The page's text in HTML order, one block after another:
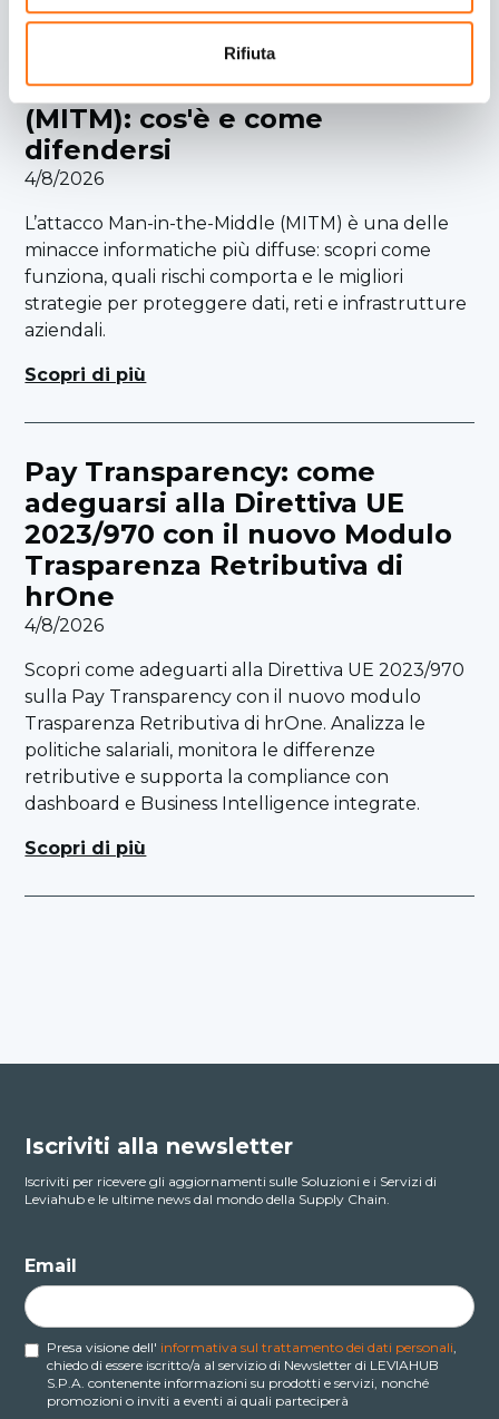
Rifiuta
Attacco Man-in-the-Middle
(MITM): cos'è e come
difendersi
4/8/2026
L’attacco Man-in-the-Middle (MITM) è una delle
minacce informatiche più diffuse: scopri come
funziona, quali rischi comporta e le migliori
strategie per proteggere dati, reti e infrastrutture
aziendali.
Scopri di più
Pay Transparency: come
adeguarsi alla Direttiva UE
2023/970 con il nuovo Modulo
Trasparenza Retributiva di
hrOne
4/8/2026
Scopri come adeguarti alla Direttiva UE 2023/970
sulla Pay Transparency con il nuovo modulo
Trasparenza Retributiva di hrOne. Analizza le
politiche salariali, monitora le differenze
retributive e supporta la compliance con
dashboard e Business Intelligence integrate.
Scopri di più
Iscriviti alla newsletter
Iscriviti per ricevere gli aggiornamenti sulle Soluzioni e i Servizi di
Leviahub e le ultime news dal mondo della Supply Chain.
Email
Presa visione dell' informativa sul trattamento dei dati personali
chiedo di essere iscritto/a al servizio di Newsletter di LEVIAHUB
S.P.A. contenente informazioni su prodotti e servizi, nonché
promozioni o inviti a eventi ai quali parteciperà